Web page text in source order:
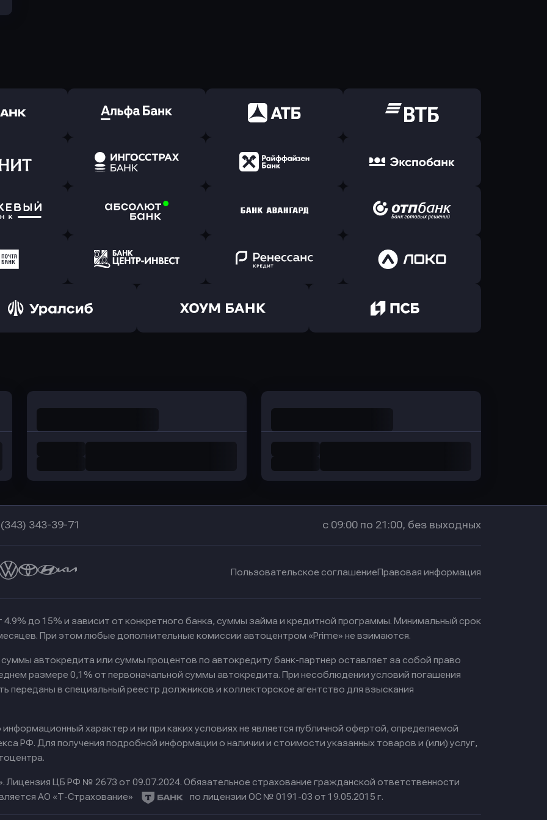
заявку
Оправить заявку
в Альфа-Банк
Оправить заявку
в АТБ Банк
в ВТБ
заявку
Банк
Оправить заявку
в Ингосстрах Банк
в Райффайзен Банк
Оправить заявку
в Экспобанк
заявку
Оправить заявку
в Абсолют Банк
Оправить заявку
в Банк Авангард
Оправить заявку
в ОТП БАНК
заявку
Банк
Оправить заявку
Оправить заявку
в Ренессанс Банк
Оправить заявку
в Локо-Банк
343-39-71 с 09:00 по 21:00, без выходных
Пользовательское соглашениеПравовая информация
4.9% до 15% и зависит от конкретного банка, суммы займа и кредитной программы. Минимальный срок
При этом любые дополнительные комиссии автоцентром «Prime» не взимаются.
автокредита или суммы процентов по автокредиту банк-партнер оставляет за собой право
размере 0,1% от первоначальной суммы автокредита. При несоблюдении условий погашения
переданы в специальный реестр должников и коллекторское агентство для взыскания
характер и ни при каких условиях не является публичной офертой, определяемой
РФ. Для получения подробной информации о наличии и стоимости указанных товаров и (или) услуг,
Лицензия ЦБ РФ № 2673 от 09.07.2024. Обязательное страхование гражданской ответственности
АО «Т-Страхование»
по лицензии ОС № 0191-03 от 19.05.2015 г.